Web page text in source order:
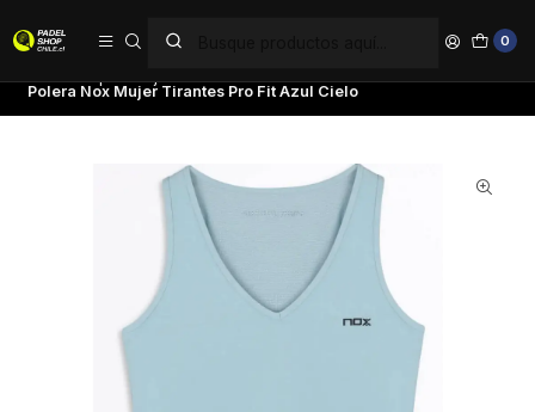
0
Polera Nox Mujer Tirantes Pro Fit Azul Cielo